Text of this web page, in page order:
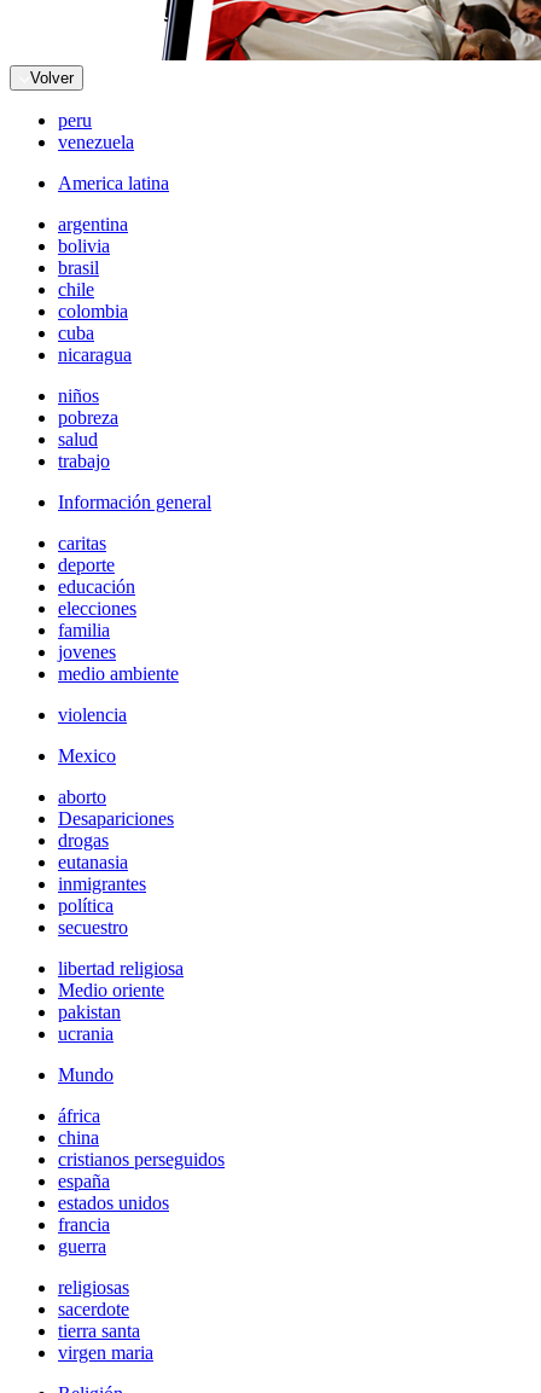
Volver
peru
venezuela
America latina
argentina
bolivia
brasil
chile
colombia
cuba
nicaragua
niños
pobreza
salud
trabajo
Información general
caritas
deporte
educación
elecciones
familia
jovenes
medio ambiente
violencia
Mexico
aborto
Desapariciones
drogas
eutanasia
inmigrantes
política
secuestro
libertad religiosa
Medio oriente
pakistan
ucrania
Mundo
áfrica
china
cristianos perseguidos
españa
estados unidos
francia
guerra
religiosas
sacerdote
tierra santa
virgen maria